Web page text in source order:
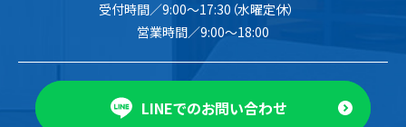
受付時間／9:00〜17:30（水曜定休）
営業時間／9:00〜18:00
LINEでのお問い合わせ